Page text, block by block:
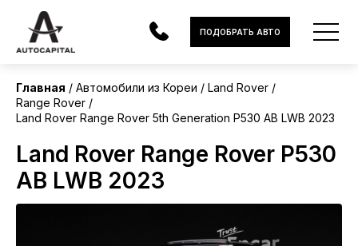
АВТОМОБИЛИ
ЭЛЕКТРОМОБИЛИ
В НАЛИЧИИ
ПОДОБРАТЬ АВТО
Главная Автомобили из Кореи
Land Rover
Range Rover
Land Rover Range Rover 5th Generation P530 AB LWB 2023
Land Rover Range Rover P530
AB LWB 2023
Корея